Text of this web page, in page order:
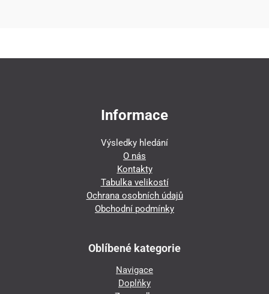
Informace
Výsledky hledání
O nás
Kontakty
Tabulka velikostí
Ochrana osobních údajů
Obchodní podmínky
Oblíbené kategorie
Navigace
Doplňky